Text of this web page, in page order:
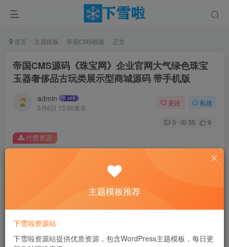
首页 主题模板 帝国CMS模板 正文
帝国CMS源码《珠宝网》企业官网大气绿色珠宝
玉器奢侈品古玩类展示型商城源码 带手机版
admin
5月6日 15:00发布
关注 私信
0 35 9
此内容为付费资源，请付费后查看
￥29
您当前未登录！建议登陆后购买，可保存购买订单
付费资源
主题模板推荐
下雪啦资源站
下雪啦资源站提供优质资源，包含WordPress主题模板，每日更